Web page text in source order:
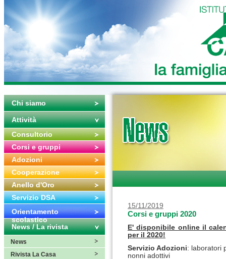
Chi siamo
Attività
Consultorio
Corsi e gruppi
Adozioni
Cooperazione
Anello d'Oro
Servizio DSA
Orientamento
scolastico
News / La rivista
News
Rivista La Casa
15/11/2019
Corsi e gruppi 2020
E' disponibile online il
per il 2020!
Servizio Adozioni: laboratori
nonni adottivi